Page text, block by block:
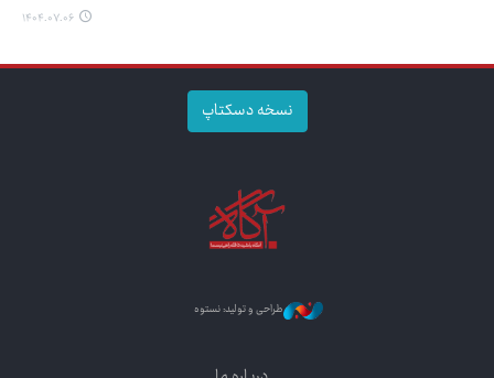
۱۴۰۴.۰۷.۰۶
نسخه دسکتاپ
طراحی و تولید: نستوه